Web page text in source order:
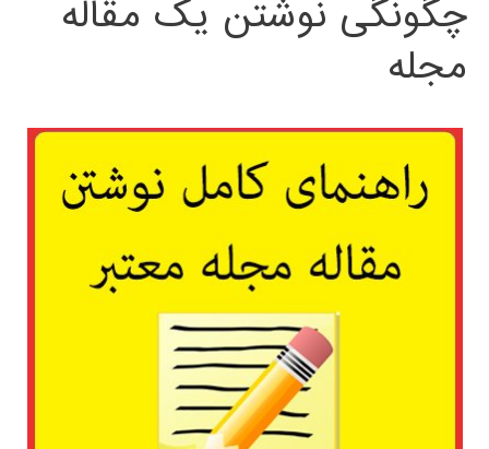
چگونگی نوشتن یک مقاله
مجله